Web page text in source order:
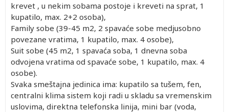
krevet , u nekim sobama postoje i kreveti na sprat, 1
kupatilo, max. 2+2 osoba),
Family sobe (39-45 m2, 2 spavaće sobe medjusobno
povezane vratima, 1 kupatilo, max. 4 osobe),
Suit sobe (45 m2, 1 spavaća soba, 1 dnevna soba
odvojena vratima od spavaće sobe, 1 kupatilo, max. 4
osobe).
Svaka smeštajna jedinica ima: kupatilo sa tušem, fen,
centralni klima sistem koji radi u skladu sa vremenskim
uslovima, direktna telefonska linija, mini bar (voda,